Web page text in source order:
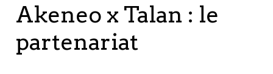
Akeneo x Talan : le
partenariat